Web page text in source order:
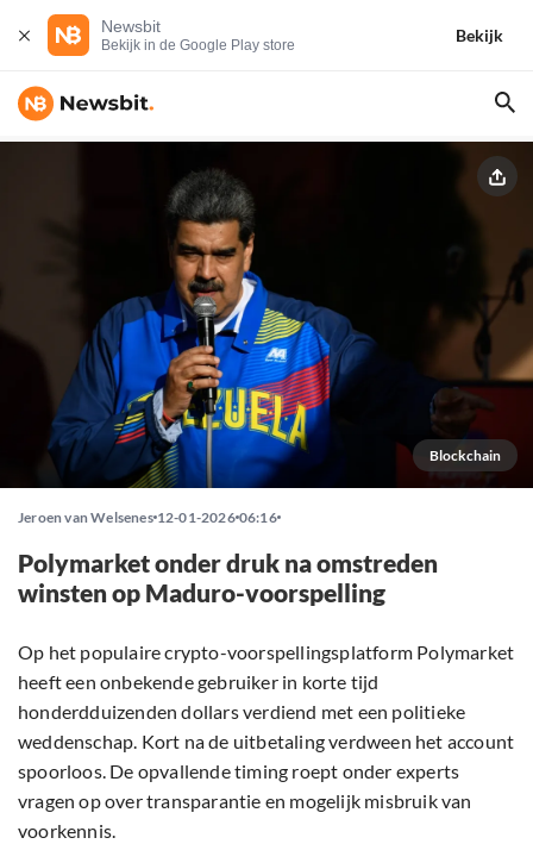
Newsbit
Bekijk in de Google Play store
Bekijk
Blockchain
Jeroen van Welsenes 12-01-2026 06:16
Polymarket onder druk na omstreden
winsten op Maduro-voorspelling
Op het populaire crypto-voorspellingsplatform Polymarket
heeft een onbekende gebruiker in korte tijd
honderdduizenden dollars verdiend met een politieke
weddenschap. Kort na de uitbetaling verdween het account
spoorloos. De opvallende timing roept onder experts
vragen op over transparantie en mogelijk misbruik van
voorkennis.